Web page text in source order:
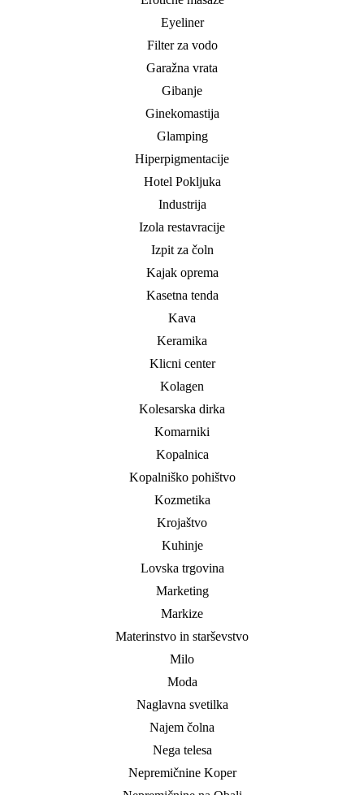
Eyeliner
Filter za vodo
Garažna vrata
Gibanje
Ginekomastija
Glamping
Hiperpigmentacije
Hotel Pokljuka
Industrija
Izola restavracije
Izpit za čoln
Kajak oprema
Kasetna tenda
Kava
Keramika
Klicni center
Kolagen
Kolesarska dirka
Komarniki
Kopalnica
Kopalniško pohištvo
Kozmetika
Krojaštvo
Kuhinje
Lovska trgovina
Marketing
Markize
Materinstvo in starševstvo
Milo
Moda
Naglavna svetilka
Najem čolna
Nega telesa
Nepremičnine Koper